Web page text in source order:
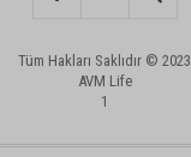
Tüm Hakları Saklıdır © 2023
AVM Life
1